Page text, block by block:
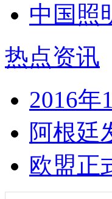
中国照
热点资讯
2016年
阿根廷
欧盟正